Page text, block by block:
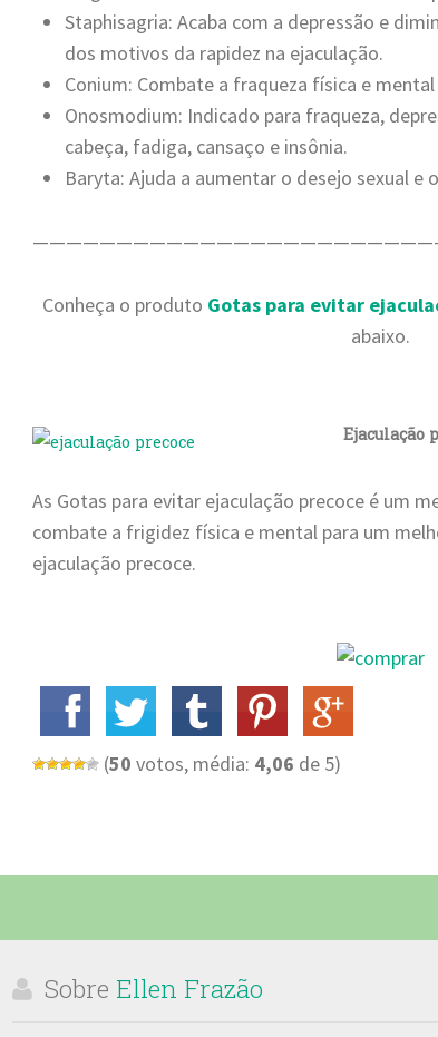
Staphisagria: Acaba com a depressão e
dos motivos da rapidez na ejaculação.
Conium: Combate a fraqueza física e
Onosmodium: Indicado para fraqueza,
cabeça, fadiga, cansaço e insônia.
Baryta: Ajuda a aumentar o desejo sexual
Conheça o produto Gotas para evitar
abaixo.
Ejaculação
As Gotas para evitar ejaculação precoce é um
combate a frigidez física e mental para um
ejaculação precoce.
(50 votos, média: 4,06 de 5)
Sobre Ellen Frazão